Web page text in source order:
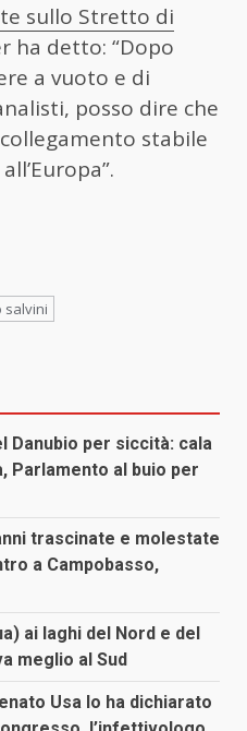
sullo Stretto di
ha detto: “Dopo
a vuoto e di
posso dire che
stabile
salvini
Danubio per siccità: cala
Parlamento al buio per
trascinate e molestate
a Campobasso,
ai laghi del Nord e del
meglio al Sud
Usa lo ha dichiarato